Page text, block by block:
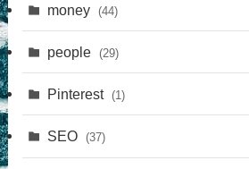
money (44)
people (29)
Pinterest (1)
SEO (37)